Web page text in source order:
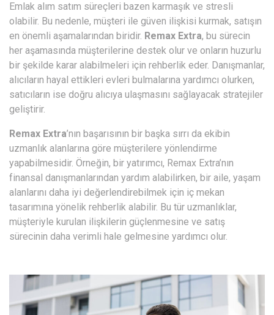
Emlak alım satım süreçleri bazen karmaşık ve stresli
olabilir. Bu nedenle, müşteri ile güven ilişkisi kurmak, satışın
en önemli aşamalarından biridir. Remax Extra, bu sürecin
her aşamasında müşterilerine destek olur ve onların huzurlu
bir şekilde karar alabilmeleri için rehberlik eder. Danışmanlar,
alıcıların hayal ettikleri evleri bulmalarına yardımcı olurken,
satıcıların ise doğru alıcıya ulaşmasını sağlayacak stratejiler
geliştirir.
Remax Extra’nın başarısının bir başka sırrı da ekibin
uzmanlık alanlarına göre müşterilere yönlendirme
yapabilmesidir. Örneğin, bir yatırımcı, Remax Extra’nın
finansal danışmanlarından yardım alabilirken, bir aile, yaşam
alanlarını daha iyi değerlendirebilmek için iç mekan
tasarımına yönelik rehberlik alabilir. Bu tür uzmanlıklar,
müşteriyle kurulan ilişkilerin güçlenmesine ve satış
sürecinin daha verimli hale gelmesine yardımcı olur.